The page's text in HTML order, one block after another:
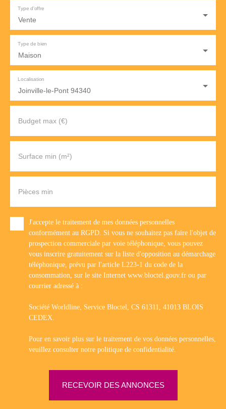
Vente
Type d'offre
Maison
Type de bien
Joinville-le-Pont 94340
Localisation
Budget max (€)
Surface min (m²)
Pièces min
J'accepte le traitement de mes données personnelles
conformément au RGPD. Si vous ne souhaitez pas faire l'objet de
prospection commerciale par voie téléphonique, vous pouvez
vous inscrire gratuitement sur la liste d'opposition au démarchage
téléphonique, prévu par l'article L223-1 du code de la
consommation, sur le site Internet www.bloctel.gouv.fr ou par
courrier adressé à :
Société Worldline, Service Bloctel, CS 61311, 41013 BLOIS
CEDEX.
Pour en savoir plus sur le traitement de vos données personnelles,
veuillez consulter notre politique de confidentialité
RECEVOIR DES ANNONCES